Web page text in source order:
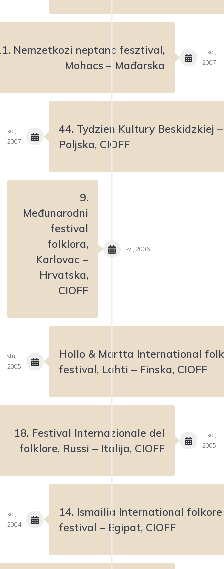
Nemzetkozi neptanc fesztival,
Mohacs – Mađarska
kol,
2007
44. Tydzien Kultury Beskidzkiej –
Poljska, CIOFF
kol,
2007
9.
Međunarodni
festival
folklora,
Karlovac –
Hrvatska,
CIOFF
svi, 2006
Hollo & Martta International
festival, Lahti – Finska, CIOFF
stu,
2005
18. Festival Internazionale del
folklore, Russi – Italija, CIOFF
kol,
2005
14. Ismailia International folkore
festival – Egipat, CIOFF
kol,
2004